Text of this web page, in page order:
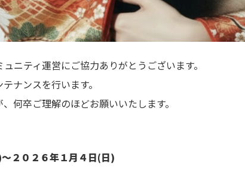
ニティ運営にご協力ありがとうございます。
ナンスを行います。
何卒ご理解のほどお願いいたします。
２０２６年１月４日(日)